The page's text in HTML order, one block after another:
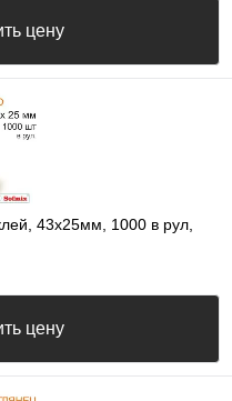
цену
43х25мм, 1000 в рул,
цену